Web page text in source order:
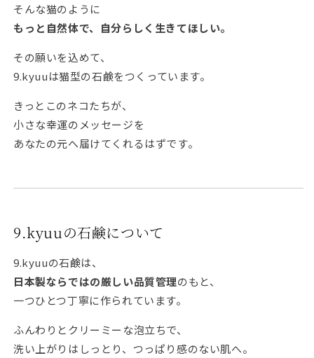
そんな猫のように
もっと自然体で、自分らしく生きてほしい。
その願いを込めて、
9.kyuuは猫型の石鹸をつくっています。
きっとこのネコたちが、
小さな幸運のメッセージを
あなたの元へ届けてくれるはずです。
9.kyuuの石鹸について
9.kyuuの石鹸は、
日本製ならではの厳しい品質管理のもと、
一つひとつ丁寧に作られています。
ふんわりとクリーミーな泡立ちで、
洗い上がりはしっとり、つっぱり感のない肌へ。